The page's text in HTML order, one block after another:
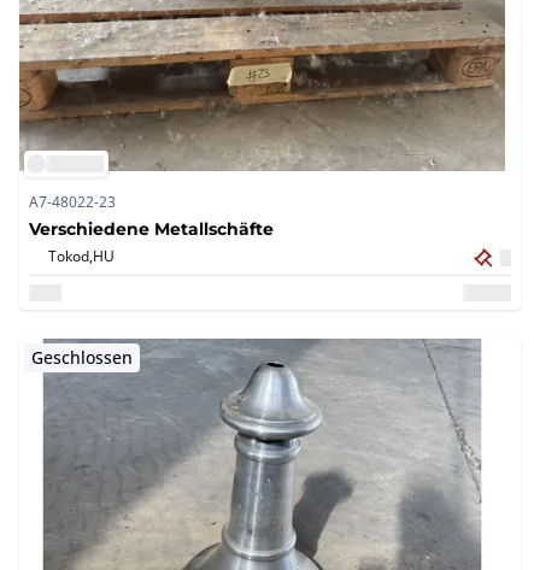
A7-48022-23
Verschiedene Metallschäfte
Tokod,HU
Geschlossen